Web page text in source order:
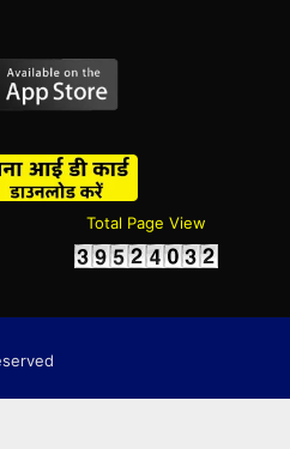
Total Page View